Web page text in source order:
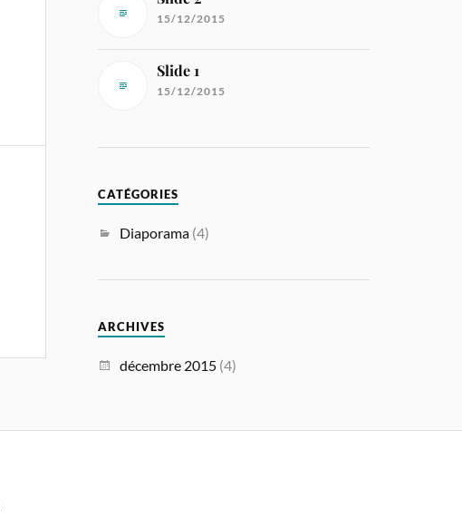
15/12/2015
Slide 1
15/12/2015
CATÉGORIES
Diaporama (4)
ARCHIVES
décembre 2015 (4)